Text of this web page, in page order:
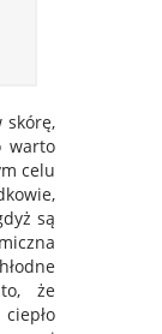
skórę,
warto
celu
są
że